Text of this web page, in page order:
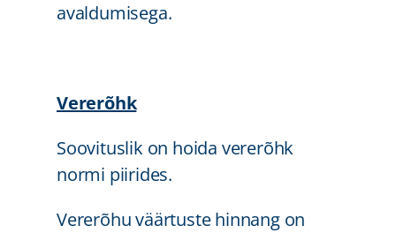
avaldumisega.
Vererõhk
Soovituslik on hoida vererõhk
normi piirides.
Vererõhu väärtuste hinnang on